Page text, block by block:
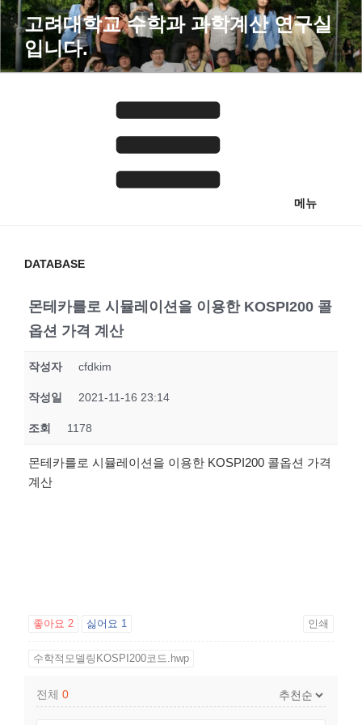
콘
텐
츠
로
고려대학교 수학과 과학계산 연구실
입니다.
메뉴
DATABASE
몬테카를로 시뮬레이션을 이용한 KOSPI200 콜
옵션 가격 계산
작성자 cfdkim
작성일 2021-11-16 23:14
조회 1178
몬테카를로 시뮬레이션을 이용한 KOSPI200 콜옵션 가격
계산
좋아요 2 싫어요 1 인쇄
수학적모델링KOSPI200코드.hwp
전체 0